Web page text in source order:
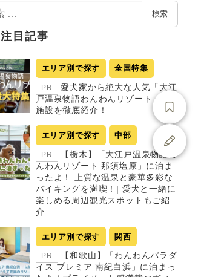
検索
注目記事
エリア別で探す 全国特集
PR
愛犬家から絶大な人気「大江
戸温泉物語わんわんリゾート」全5
施設を徹底紹介！
エリア別で探す 中部
PR
【栃木】「大江戸温泉物語わ
んわんリゾート 那須塩原」に泊ま
ったよ！ 上質な温泉と豪華多彩な
バイキングを満喫！| 愛犬と一緒に
楽しめる周辺観光スポットもご紹
介
エリア別で探す 関西
PR
【和歌山】「わんわんパラダ
イス プレミア 南紀白浜」に泊まっ